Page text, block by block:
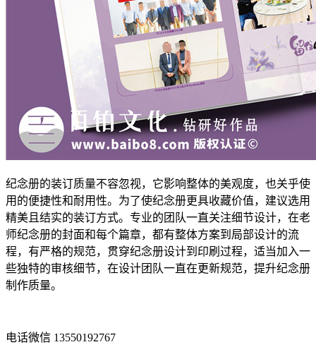
纪念册的装订质量不容忽视，它影响整体的美观度，也关乎使
用的便捷性和耐用性。为了使纪念册更具收藏价值，建议选用
精美且结实的装订方式。专业的团队一直关注细节设计，在老
师纪念册的封面和每个篇章，都有整体方案到局部设计的流
程，有严格的规范，贯穿纪念册设计到印刷过程，适当加入一
些独特的审核细节，在设计团队一直在更新规范，提升纪念册
制作质量。
电话微信 13550192767